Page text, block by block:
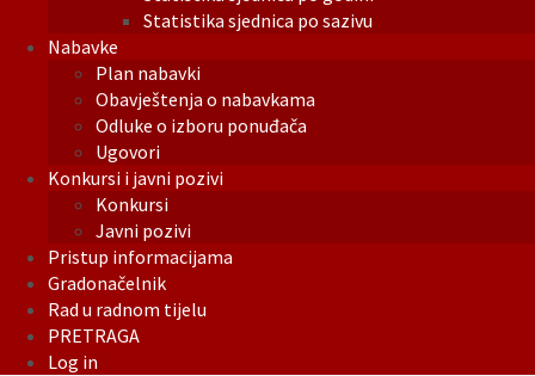
Statistika sjednica po sazivu
Nabavke
Plan nabavki
Obavještenja o nabavkama
Odluke o izboru ponuđača
Ugovori
Konkursi i javni pozivi
Konkursi
Javni pozivi
Pristup informacijama
Gradonačelnik
Rad u radnom tijelu
PRETRAGA
Log in